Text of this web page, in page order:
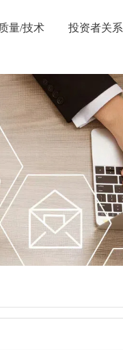
质量/技术 投资者关系